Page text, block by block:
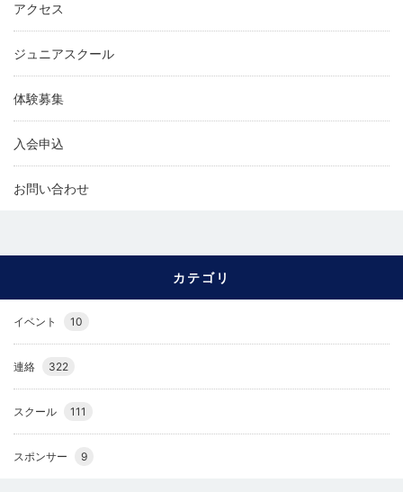
アクセス
ジュニアスクール
体験募集
入会申込
お問い合わせ
カテゴリ
イベント 10
連絡 322
スクール 111
スポンサー 9